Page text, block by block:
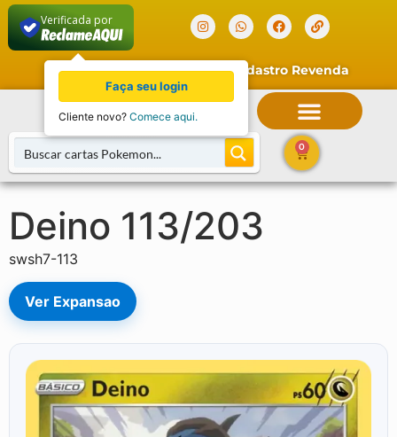
Verificada por
Faça seu Login Cadastro Revenda
0
Deino 113/203
swsh7-113
Ver Expansao